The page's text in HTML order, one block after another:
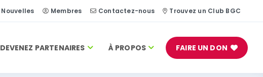
Nouvelles Membres Contactez-nous Trouvez un Club BGC
DEVENEZ PARTENAIRES À PROPOS FAIRE UN DON